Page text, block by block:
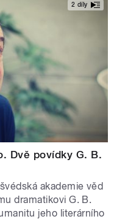
2 díly
Dvě povídky G. B.
akademie věd
dramatikovi G. B.
jeho literárního